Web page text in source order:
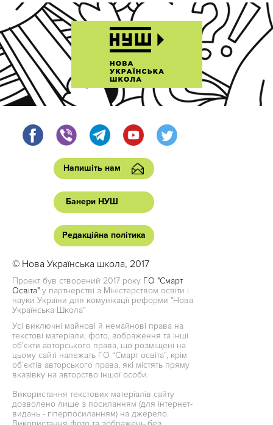
Напишіть нам
Банери НУШ
Редакційна політика
© Нова Українська школа, 2017
Проект був створений 2017 року ГО "Смарт
Освіта" у партнерстві з Міністерством освіти і
науки України для комунікації реформи "Нова
Українська Школа"
Усі виключні майнові й немайнові права на
текстові матеріали, фото, зображення та інші
об’єкти авторського права, що розміщені на
цьому сайті належать ГО “Смарт освіта”, крім
об’єктів авторського права, які містять пряму
вказівку на авторство іншої особи.
Використання текстових матеріалів сайту
дозволено лише з посиланням (для інтернет-
видань - гіперпосиланням) на джерело.